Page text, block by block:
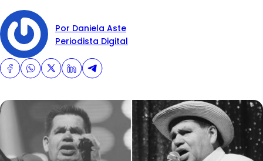
Por Daniela Aste
Periodista Digital